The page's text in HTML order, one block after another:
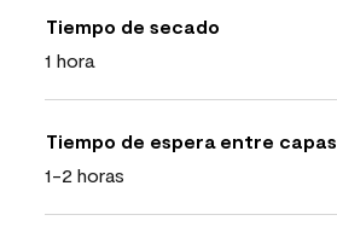
Tiempo de secado
1 hora
Tiempo de espera entre capas
1-2 horas